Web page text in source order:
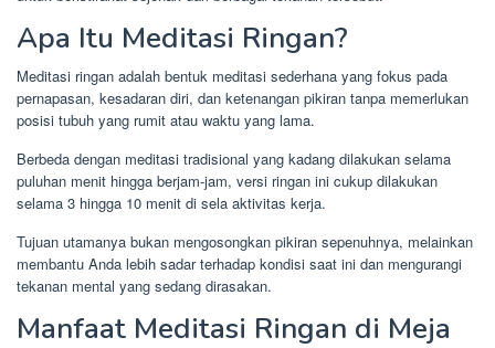
Apa Itu Meditasi Ringan?
Meditasi ringan adalah bentuk meditasi sederhana yang fokus pada
pernapasan, kesadaran diri, dan ketenangan pikiran tanpa memerlukan
posisi tubuh yang rumit atau waktu yang lama.
Berbeda dengan meditasi tradisional yang kadang dilakukan selama
puluhan menit hingga berjam-jam, versi ringan ini cukup dilakukan
selama 3 hingga 10 menit di sela aktivitas kerja.
Tujuan utamanya bukan mengosongkan pikiran sepenuhnya, melainkan
membantu Anda lebih sadar terhadap kondisi saat ini dan mengurangi
tekanan mental yang sedang dirasakan.
Manfaat Meditasi Ringan di Meja